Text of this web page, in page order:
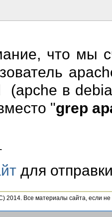
что мы
(apche в
"grep
для
2014. Все материалы сайта, если